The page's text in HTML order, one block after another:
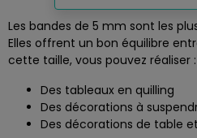
Les bandes de 5 mm sont les
Elles offrent un bon équilibre
cette taille, vous pouvez réaliser :
Des tableaux en quilling
Des décorations à
Des décorations de table